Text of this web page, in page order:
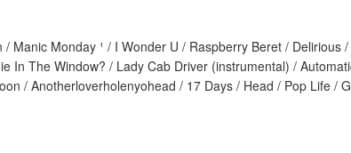
Manic Monday ¹ / I Wonder U / Raspberry Beret / Delirious /
In The Window? / Lady Cab Driver (instrumental) /
/ Anotherloverholenyohead / 17 Days / Head / Pop Life /